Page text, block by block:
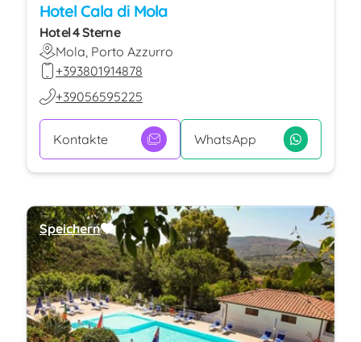
Hotel Cala di Mola
Hotel 4 Sterne
Mola, Porto Azzurro
+393801914878
+39056595225
Kontakte WhatsApp
Speichern